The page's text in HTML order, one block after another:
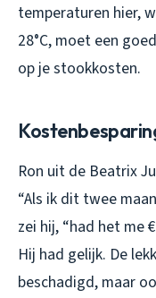
temperaturen hier,
28°C, moet een
op je stookkosten.
Ron uit de Beatrix
“Als ik dit twee
zei hij, “had het me
Hij had gelijk. De
beschadigd, maar